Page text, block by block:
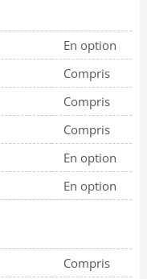
En option
Compris
Compris
Compris
En option
En option
Compris